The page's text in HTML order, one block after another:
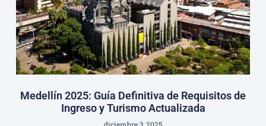
Medellín 2025: Guía Definitiva de Requisitos de
Ingreso y Turismo Actualizada